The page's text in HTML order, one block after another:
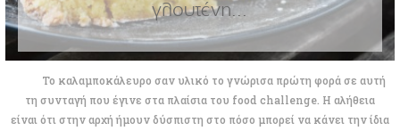
γλουτένη...
To καλαμποκάλευρο σαν υλικό το γνώρισα πρώτη φορά σε αυτή
τη συνταγή που έγινε στα πλαίσια του food challenge. Η αλήθεια
είναι ότι στην αρχή ήμουν δύσπιστη στο πόσο μπορεί να κάνει την ίδια